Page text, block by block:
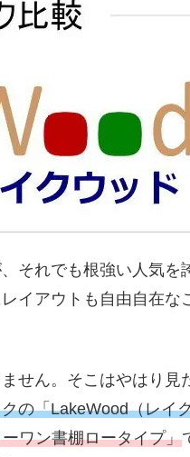
それでも根強い人気を
イアウトも自由自在な
せん。そこはやはり見
の「LakeWood（レイ
ワン書棚ロータイプ」